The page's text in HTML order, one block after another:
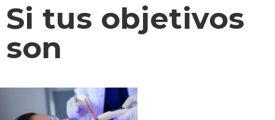
Si tus objetivos
son